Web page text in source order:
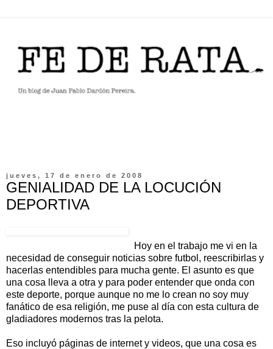
jueves, 17 de enero de 2008
GENIALIDAD DE LA LOCUCIÓN
DEPORTIVA
Hoy en el trabajo me vi en la
necesidad de conseguir noticias sobre futbol, reescribirlas y
hacerlas entendibles para mucha gente. El asunto es que
una cosa lleva a otra y para poder entender que onda con
este deporte, porque aunque no me lo crean no soy muy
fanático de esa religión, me puse al día con esta cultura de
gladiadores modernos tras la pelota.
Eso incluyó páginas de internet y videos, que una cosa es